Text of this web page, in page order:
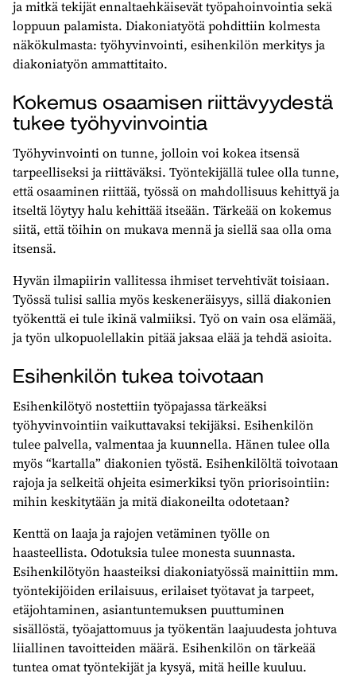
ja mitkä tekijät ennaltaehkäisevät työpahoinvointia sekä
loppuun palamista. Diakoniatyötä pohdittiin kolmesta
näkökulmasta: työhyvinvointi, esihenkilön merkitys ja
diakoniatyön ammattitaito.
Kokemus osaamisen riittävyydestä
tukee työhyvinvointia
Työhyvinvointi on tunne, jolloin voi kokea itsensä
tarpeelliseksi ja riittäväksi. Työntekijällä tulee olla tunne,
että osaaminen riittää, työssä on mahdollisuus kehittyä ja
itseltä löytyy halu kehittää itseään. Tärkeää on kokemus
siitä, että töihin on mukava mennä ja siellä saa olla oma
itsensä.
Hyvän ilmapiirin vallitessa ihmiset tervehtivät toisiaan.
Työssä tulisi sallia myös keskeneräisyys, sillä diakonien
työkenttä ei tule ikinä valmiiksi. Työ on vain osa elämää,
ja työn ulkopuolellakin pitää jaksaa elää ja tehdä asioita.
Esihenkilön tukea toivotaan
Esihenkilötyö nostettiin työpajassa tärkeäksi
työhyvinvointiin vaikuttavaksi tekijäksi. Esihenkilön
tulee palvella, valmentaa ja kuunnella. Hänen tulee olla
myös “kartalla” diakonien työstä. Esihenkilöltä toivotaan
rajoja ja selkeitä ohjeita esimerkiksi työn priorisointiin:
mihin keskitytään ja mitä diakoneilta odotetaan?
Kenttä on laaja ja rajojen vetäminen työlle on
haasteellista. Odotuksia tulee monesta suunnasta.
Esihenkilötyön haasteiksi diakoniatyössä mainittiin mm.
työntekijöiden erilaisuus, erilaiset työtavat ja tarpeet,
etäjohtaminen, asiantuntemuksen puuttuminen
sisällöstä, työajattomuus ja työkentän laajuudesta johtuva
liiallinen tavoitteiden määrä. Esihenkilön on tärkeää
tuntea omat työntekijät ja kysyä, mitä heille kuuluu.